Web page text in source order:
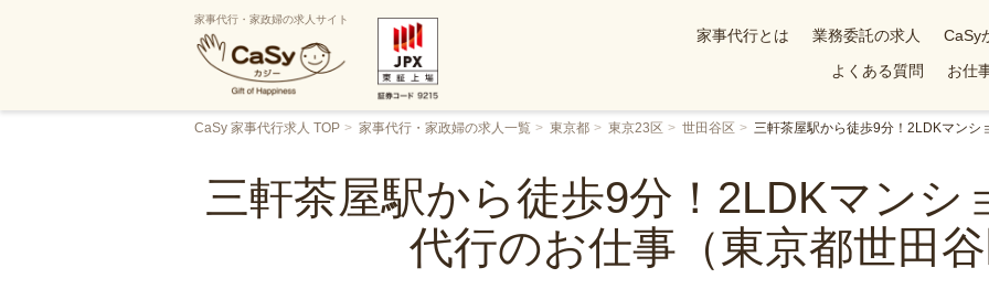
家事代行・家政婦の求人サイト
家事代行とは 業務委託の求人 CaSy
よくある質問
お仕
CaSy 家事代行求人 TOP 家事代行・家政婦の求人一覧 東京都 東京23区 世田谷区 三軒茶屋駅から徒歩9分！2LDKマンシ
三軒茶屋駅から徒歩9分！2LDKマンシ
代行のお仕事（東京都世田谷